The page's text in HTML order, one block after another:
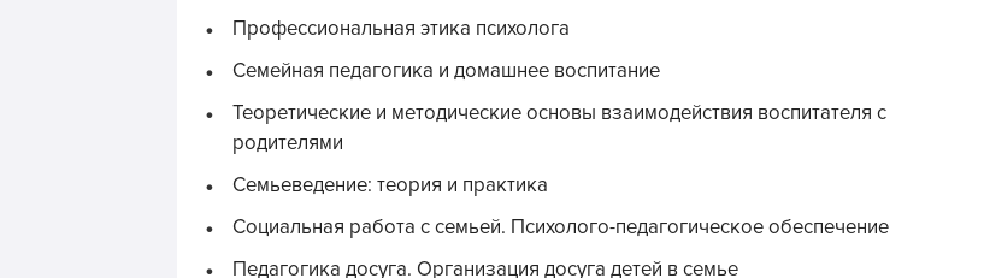
Профессиональная этика психолога
Семейная педагогика и домашнее воспитание
Теоретические и методические основы взаимодействия воспитателя с
родителями
Семьеведение: теория и практика
Социальная работа с семьей. Психолого-педагогическое обеспечение
Педагогика досуга. Организация досуга детей в семье